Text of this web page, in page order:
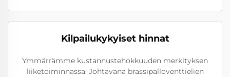
Kilpailukykyiset hinnat
Ymmärrämme kustannustehokkuuden merkityksen
liiketoiminnassa. Johtavana brassipalloventtielien